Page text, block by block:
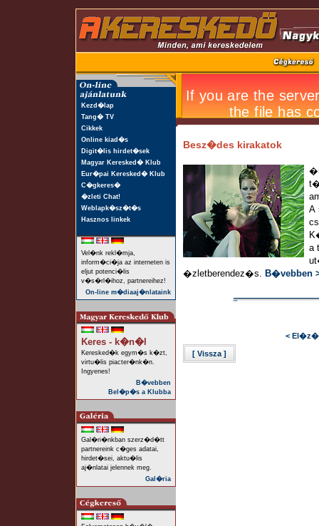
Kezd�lap
Tang� TV
Cikkek
Online kiad�s
Digit�lis hirdet�sek
Magyar Keresked� Klub
Eur�pai Keresked� Klub
C�gkeres�
�zleti Chat!
Weblapk�sz�t�s
Hasznos linkek
Vel�nk rekl�mja,
inform�ci�ja az interneten is
eljut potenci�lis
v�s�rl�ihoz, partnereihez!
On-line m�diaaj�nlataink
Keres - k�n�l
Keresked�k egym�s k�zt,
virtu�lis piacter�nk�n.
Ingyenes!
B�vebben
Bel�p�s a Klubba
Gal�ri�nkban szerz�d�tt
partnereink c�ges adatai,
hirdet�sei, aktu�lis
aj�nlatai jelennek meg.
Gal�ria
Besz�des kirakatok
A
a
�zletberendez�s. B�vebben
< El�z�
[ Vissza ]